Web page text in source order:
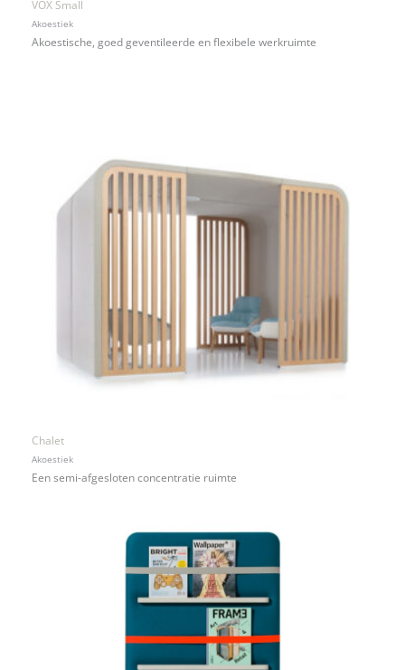
VOX Small
Akoestiek
Akoestische, goed geventileerde en flexibele werkruimte
Chalet
Akoestiek
Een semi-afgesloten concentratie ruimte